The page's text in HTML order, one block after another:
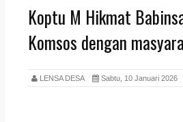
Koptu M Hikmat
Komsos dengan
LENSA DESA Sabtu, 10 Januari 2026